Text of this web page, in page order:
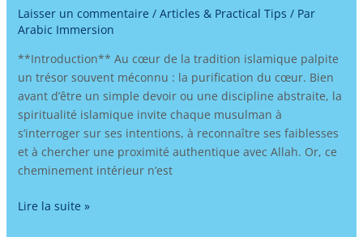
Laisser un commentaire / Articles & Practical Tips / Par
Arabic Immersion
**Introduction** Au cœur de la tradition islamique palpite
un trésor souvent méconnu : la purification du cœur. Bien
avant d’être un simple devoir ou une discipline abstraite, la
spiritualité islamique invite chaque musulman à
s’interroger sur ses intentions, à reconnaître ses faiblesses
et à chercher une proximité authentique avec Allah. Or, ce
cheminement intérieur n’est
Lire la suite »